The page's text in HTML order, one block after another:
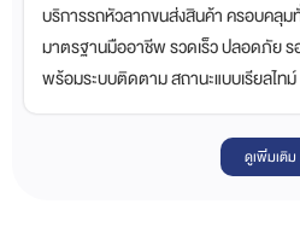
บริการรถหัวลากขนส่งสินค้า ครอบคลุม
มาตรฐานมืออาชีพ รวดเร็ว ปลอดภัย ร
พร้อมระบบติดตาม สถานะแบบเรียลไทม์
ดูเพิ่มเติม